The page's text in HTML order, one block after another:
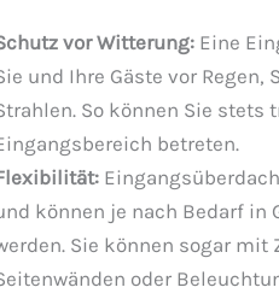
vor Witterung: Eine
und Ihre Gäste vor Regen,
So können Sie stets
betreten.
können je nach Bedarf in
Sie können sogar
oder